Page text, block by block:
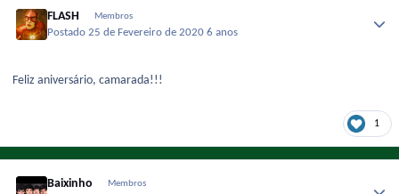
FLASH Membros
Postado25 de Fevereiro de 20206 anos
Feliz aniversário, camarada!!!
1
Baixinho Membros